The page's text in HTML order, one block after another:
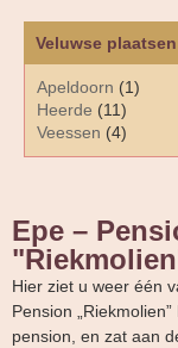
Veluwse plaatsen
Apeldoorn (1)
Heerde (11)
Veessen (4)
Epe –
Hier ziet u weer één
Pension
pension, en zat aan